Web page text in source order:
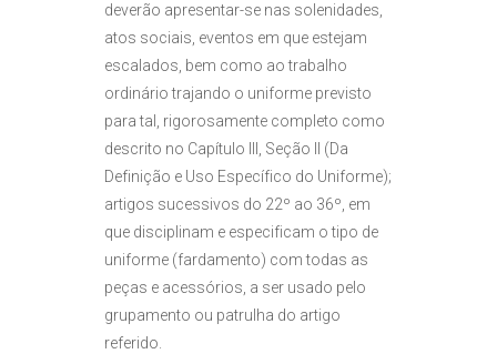
deverão apresentar-se nas solenidades,
atos sociais, eventos em que estejam
escalados, bem como ao trabalho
ordinário trajando o uniforme previsto
para tal, rigorosamente completo como
descrito no Capítulo III, Seção II (Da
Definição e Uso Específico do Uniforme);
artigos sucessivos do 22º ao 36º, em
que disciplinam e especificam o tipo de
uniforme (fardamento) com todas as
peças e acessórios, a ser usado pelo
grupamento ou patrulha do artigo
referido.